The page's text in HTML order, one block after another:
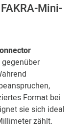
Mini-
Format bei
sie sich ideal
zählt.